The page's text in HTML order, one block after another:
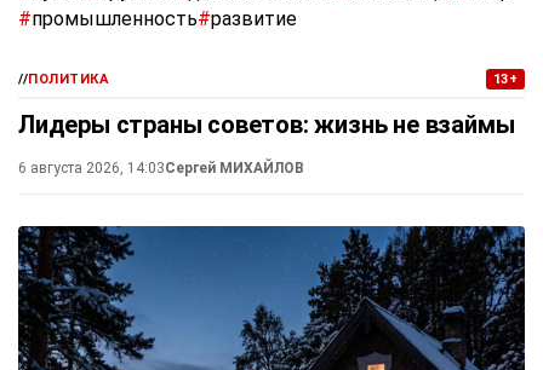
#промышленность#развитие
//ПОЛИТИКА 13+
Лидеры страны советов: жизнь не взаймы
6 августа 2026, 14:03Сергей МИХАЙЛОВ